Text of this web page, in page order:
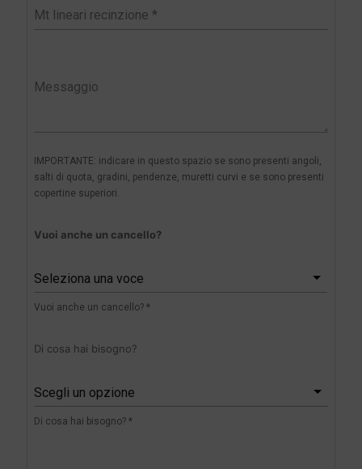
IMPORTANTE: indicare in questo spazio se sono presenti angoli,
salti di quota, gradini, pendenze, muretti curvi e se sono presenti
copertine superiori.
Vuoi anche un cancello?
Seleziona una voce
Vuoi anche un cancello? *
Di cosa hai bisogno?
Scegli un opzione
Di cosa hai bisogno? *